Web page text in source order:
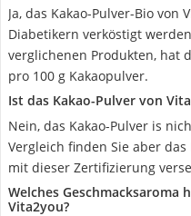
Ja, das Kakao-Pulver-Bio von
Diabetikern verköstigt
verglichenen Produkten, hat
pro 100 g Kakaopulver.
Ist das Kakao-Pulver von
Nein, das Kakao-Pulver is
Vergleich finden Sie aber
mit dieser Zertifizierung
Welches Geschmacksaroma
Vita2you?